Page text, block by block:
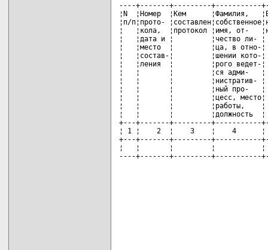
----+-------+---------+-----------
¦N  ¦Номер  ¦Кем      ¦Фамилия,
¦п/п¦прото-
¦   ¦кола,  ¦протокол ¦имя, от-
¦   ¦дата и ¦         ¦чество ли- ¦
¦   ¦место  ¦         ¦ца, в отно-
¦   ¦состав-¦         ¦шении кото-¦
¦   ¦ления  ¦         ¦рого ведет-
¦   ¦       ¦         ¦ся адми-   ¦
¦   ¦       ¦         ¦нистратив- ¦
¦   ¦       ¦         ¦ный про-   ¦
¦   ¦       ¦         ¦цесс,
¦   ¦       ¦         ¦работы,
¦   ¦       ¦
+---+-------+---------+-----------
¦ 1 ¦    2  ¦    3    ¦    4
+---+-------+---------+-----------
¦   ¦       ¦         ¦
----+-------+---------+-----------